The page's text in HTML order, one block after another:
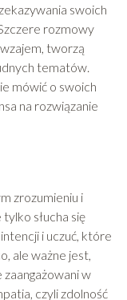
swoich
rozmowy
tworzą
tematów.
mówić o swoich
na rozwiązanie
zrozumieniu i
słucha się
i uczuć, które
ale ważne jest,
w
czyli zdolność